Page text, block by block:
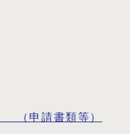
（申請書類等）